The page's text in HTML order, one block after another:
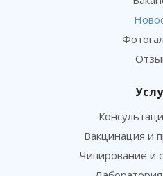
Вакцинация и
Чипирование и